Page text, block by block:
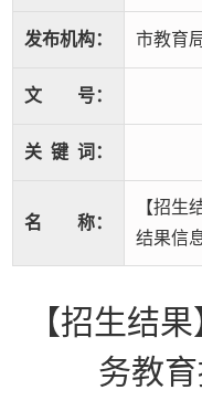
发布机构： 市教育
文 号：
关 键 词：
名 称：
【招生
结果信
【招生结
务教